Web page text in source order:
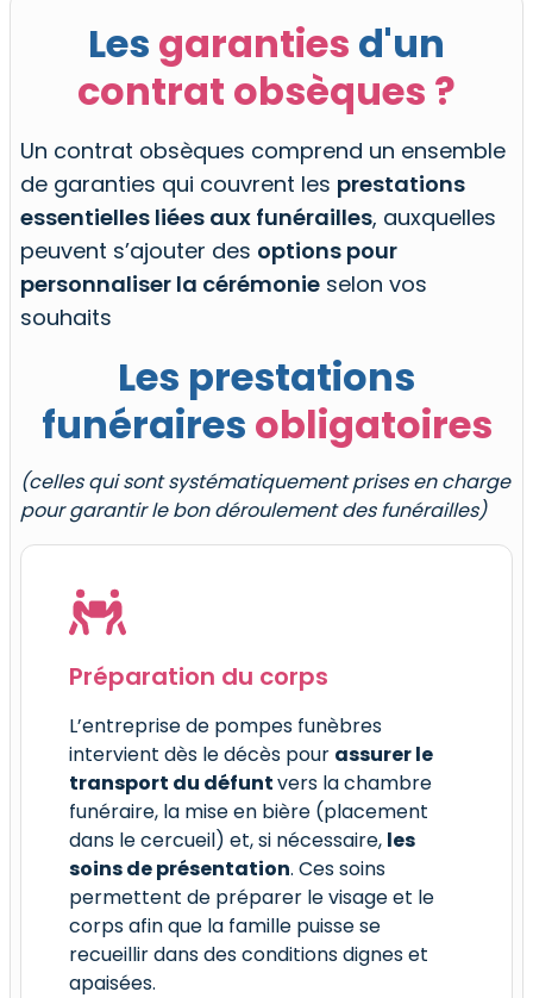
Les garanties d'un
contrat obsèques ?
Un contrat obsèques comprend un ensemble
de garanties qui couvrent les prestations
essentielles liées aux funérailles, auxquelles
peuvent s’ajouter des options pour
personnaliser la cérémonie selon vos
souhaits
Les prestations
funéraires obligatoires
(celles qui sont systématiquement prises en charge
pour garantir le bon déroulement des funérailles)
Préparation du corps
L’entreprise de pompes funèbres
intervient dès le décès pour assurer le
transport du défuntvers la chambre
funéraire, la mise en bière (placement
dans le cercueil) et, si nécessaire, les
soins de présentation. Ces soins
permettent de préparer le visage et le
corps afin que la famille puisse se
recueillir dans des conditions dignes et
apaisées.